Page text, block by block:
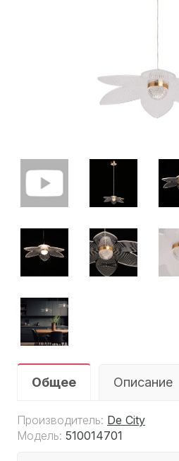
Общее Описание
Производитель: De City
Модель: 510014701